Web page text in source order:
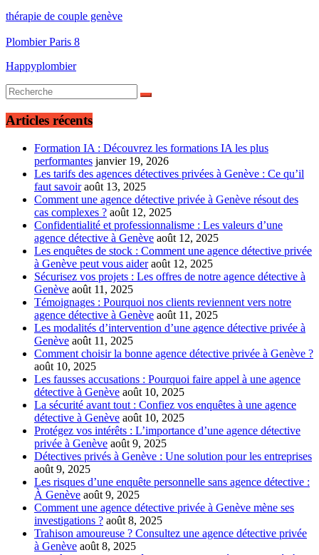
thérapie de couple genève
Plombier Paris 8
Happyplombier
Articles récents
Formation IA : Découvrez les formations IA les plus
performantes janvier 19, 2026
Les tarifs des agences détectives privées à Genève : Ce qu’il
faut savoir août 13, 2025
Comment une agence détective privée à Genève résout des
cas complexes ? août 12, 2025
Confidentialité et professionnalisme : Les valeurs d’une
agence détective à Genève août 12, 2025
Les enquêtes de stock : Comment une agence détective privée
à Genève peut vous aider août 12, 2025
Sécurisez vos projets : Les offres de notre agence détective à
Genève août 11, 2025
Témoignages : Pourquoi nos clients reviennent vers notre
agence détective à Genève août 11, 2025
Les modalités d’intervention d’une agence détective privée à
Genève août 11, 2025
Comment choisir la bonne agence détective privée à Genève ?
août 10, 2025
Les fausses accusations : Pourquoi faire appel à une agence
détective à Genève août 10, 2025
La sécurité avant tout : Confiez vos enquêtes à une agence
détective à Genève août 10, 2025
Protégez vos intérêts : L’importance d’une agence détective
privée à Genève août 9, 2025
Détectives privés à Genève : Une solution pour les entreprises
août 9, 2025
Les risques d’une enquête personnelle sans agence détective :
À Genève août 9, 2025
Comment une agence détective privée à Genève mène ses
investigations ? août 8, 2025
Trahison amoureuse ? Consultez une agence détective privée
à Genève août 8, 2025